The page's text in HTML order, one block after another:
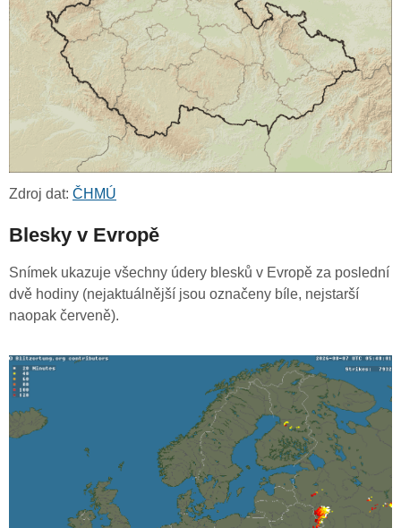
Zdroj dat: ČHMÚ
Blesky v Evropě
Snímek ukazuje všechny údery blesků v Evropě za poslední
dvě hodiny (nejaktuálnější jsou označeny bíle, nejstarší
naopak červeně).